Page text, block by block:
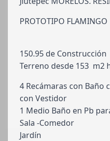
PROTOTIPO FLAMINGO
150.95 de Construcción
Terreno desde 153 m2
4 Recámaras con Baño
con Vestidor
1 Medio Baño en Pb
Sala -Comedor
Jardín